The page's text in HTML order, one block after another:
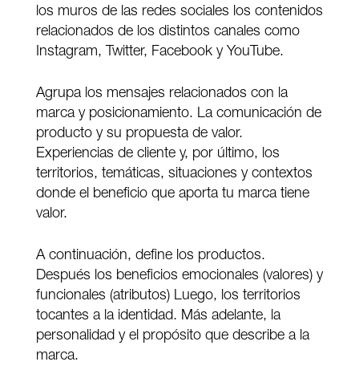
los muros de las redes sociales los contenidos
relacionados de los distintos canales como
Instagram, Twitter, Facebook y YouTube.
Agrupa los mensajes relacionados con la
marca y posicionamiento. La comunicación de
producto y su propuesta de valor.
Experiencias de cliente y, por último, los
territorios, temáticas, situaciones y contextos
donde el beneficio que aporta tu marca tiene
valor.
A continuación, define los productos.
Después los beneficios emocionales (valores) y
funcionales (atributos) Luego, los territorios
tocantes a la identidad. Más adelante, la
personalidad y el propósito que describe a la
marca.